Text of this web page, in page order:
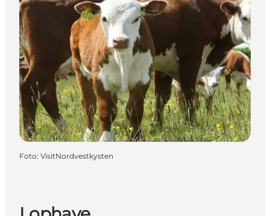
Foto: VisitNordvestkysten